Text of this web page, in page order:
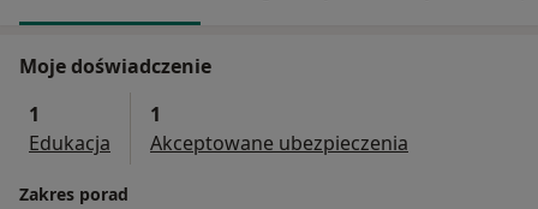
Moje doświadczenie
1
Edukacja
1
Akceptowane ubezpieczenia
Zakres porad